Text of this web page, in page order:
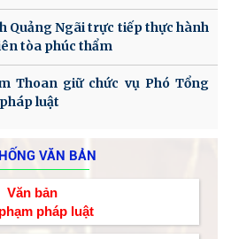
Quảng Ngãi trực tiếp thực hành
tòa phúc thẩm
Thoan giữ chức vụ Phó Tổng
luật
VĂN BẢN
Văn bản
pháp luật